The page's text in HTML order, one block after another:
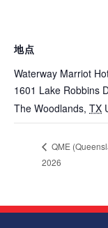
地点
Waterway Marriot
1601 Lake Robbins
The Woodlands, TX
QME
2026